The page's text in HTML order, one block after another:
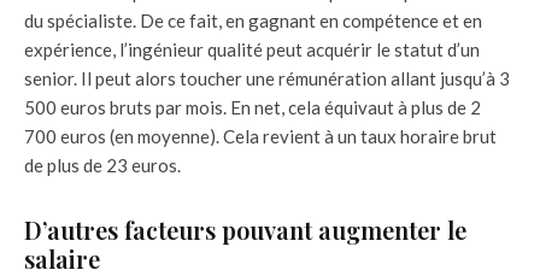
du spécialiste. De ce fait, en gagnant en compétence et en
expérience, l’ingénieur qualité peut acquérir le statut d’un
senior. Il peut alors toucher une rémunération allant jusqu’à 3
500 euros bruts par mois. En net, cela équivaut à plus de 2
700 euros (en moyenne). Cela revient à un taux horaire brut
de plus de 23 euros.
D’autres facteurs pouvant augmenter le
salaire